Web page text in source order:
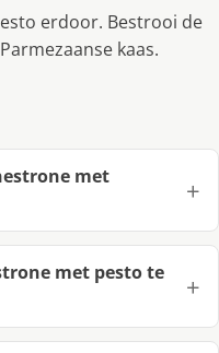
erdoor. Bestrooi de
kaas.
met
met pesto te